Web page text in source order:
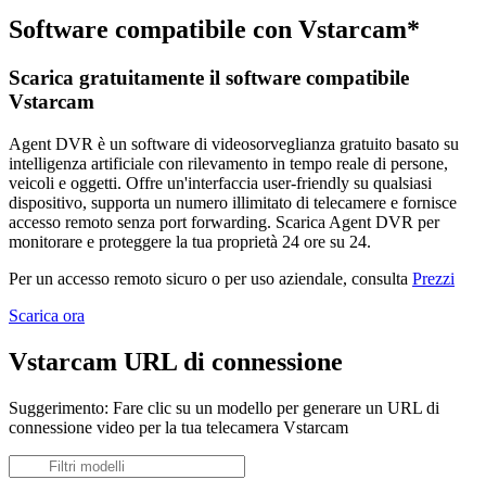
Software compatibile con Vstarcam*
Scarica gratuitamente il software compatibile
Vstarcam
Agent DVR è un software di videosorveglianza gratuito basato su
intelligenza artificiale con rilevamento in tempo reale di persone,
veicoli e oggetti. Offre un'interfaccia user-friendly su qualsiasi
dispositivo, supporta un numero illimitato di telecamere e fornisce
accesso remoto senza port forwarding. Scarica Agent DVR per
monitorare e proteggere la tua proprietà 24 ore su 24.
Per un accesso remoto sicuro o per uso aziendale, consulta Prezzi
Scarica ora
Vstarcam URL di connessione
Suggerimento: Fare clic su un modello per generare un URL di
connessione video per la tua telecamera Vstarcam